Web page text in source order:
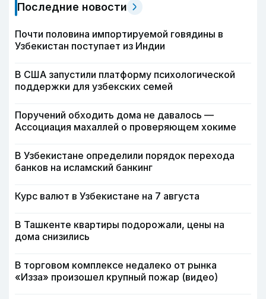
Последние новости
Почти половина импортируемой говядины в
Узбекистан поступает из Индии
В США запустили платформу психологической
поддержки для узбекских семей
Поручений обходить дома не давалось —
Ассоциация махаллей о проверяющем хокиме
В Узбекистане определили порядок перехода
банков на исламский банкинг
Курс валют в Узбекистане на 7 августа
В Ташкенте квартиры подорожали, цены на
дома снизились
В торговом комплексе недалеко от рынка
«Изза» произошел крупный пожар (видео)